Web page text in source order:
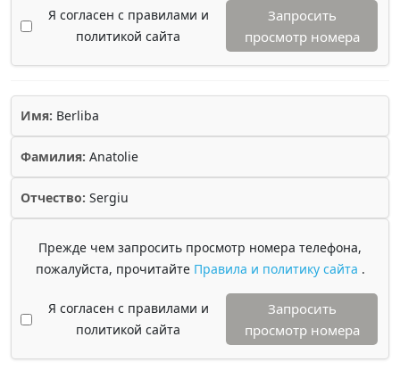
Я согласен с правилами и
политикой сайта
Запросить
просмотр номера
Имя: Berliba
Фамилия: Anatolie
Отчество: Sergiu
Прежде чем запросить просмотр номера телефона,
пожалуйста, прочитайте Правила и политику сайта .
Я согласен с правилами и
политикой сайта
Запросить
просмотр номера